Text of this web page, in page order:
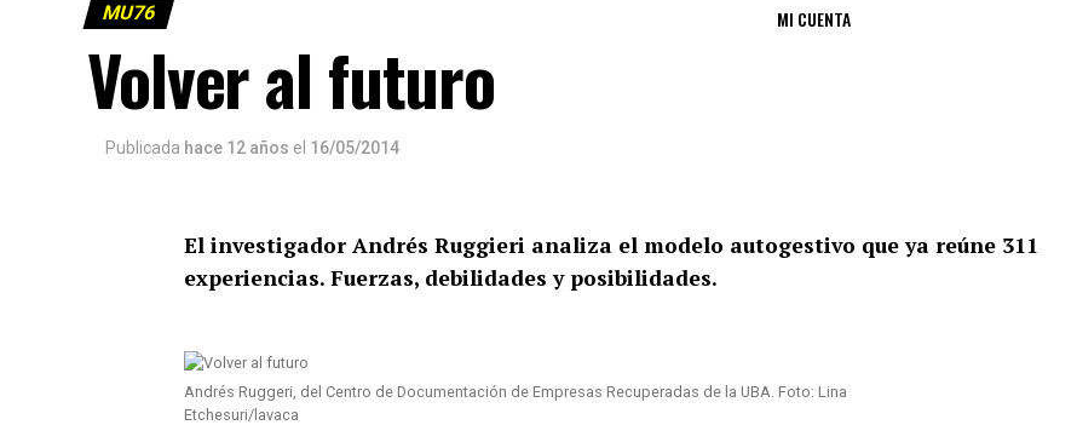
MI CUENTA
MU76
Volver al futuro
Publicada hace 12 años el 16/05/2014
El investigador Andrés Ruggieri analiza el modelo autogestivo que ya reúne 311
experiencias. Fuerzas, debilidades y posibilidades.
Andrés Ruggeri, del Centro de Documentación de Empresas Recuperadas de la UBA. Foto: Lina
Etchesuri/lavaca